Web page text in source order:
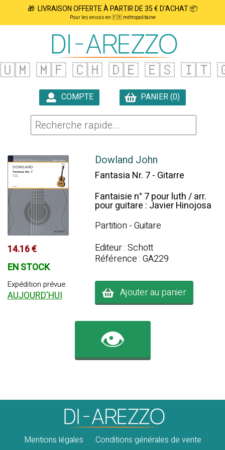
🎁 LIVRAISON OFFERTE À PARTIR DE 35 € D'ACHAT 📦
Pour les envois en 🇫🇷 métropolitaine
🇺🇲 🇲🇫 🇨🇭 🇩🇪 🇪🇸 🇮🇹
COMPTE
PANIER (0)
14.16 €
EN STOCK
Expédition prévue
AUJOURD'HUI
Dowland John
Fantasia Nr. 7 - Gitarre
Fantaisie n° 7 pour luth / arr.
pour guitare : Javier Hinojosa
Partition - Guitare
Editeur : Schott
Référence : GA229
Ajouter au panier
👁️
Mentions légales Conditions générales de vente